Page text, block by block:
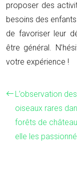
proposer des
besoins des
de favoriser leur
être général.
votre expérience !
L’observation des
oiseaux rares
forêts de
elle les